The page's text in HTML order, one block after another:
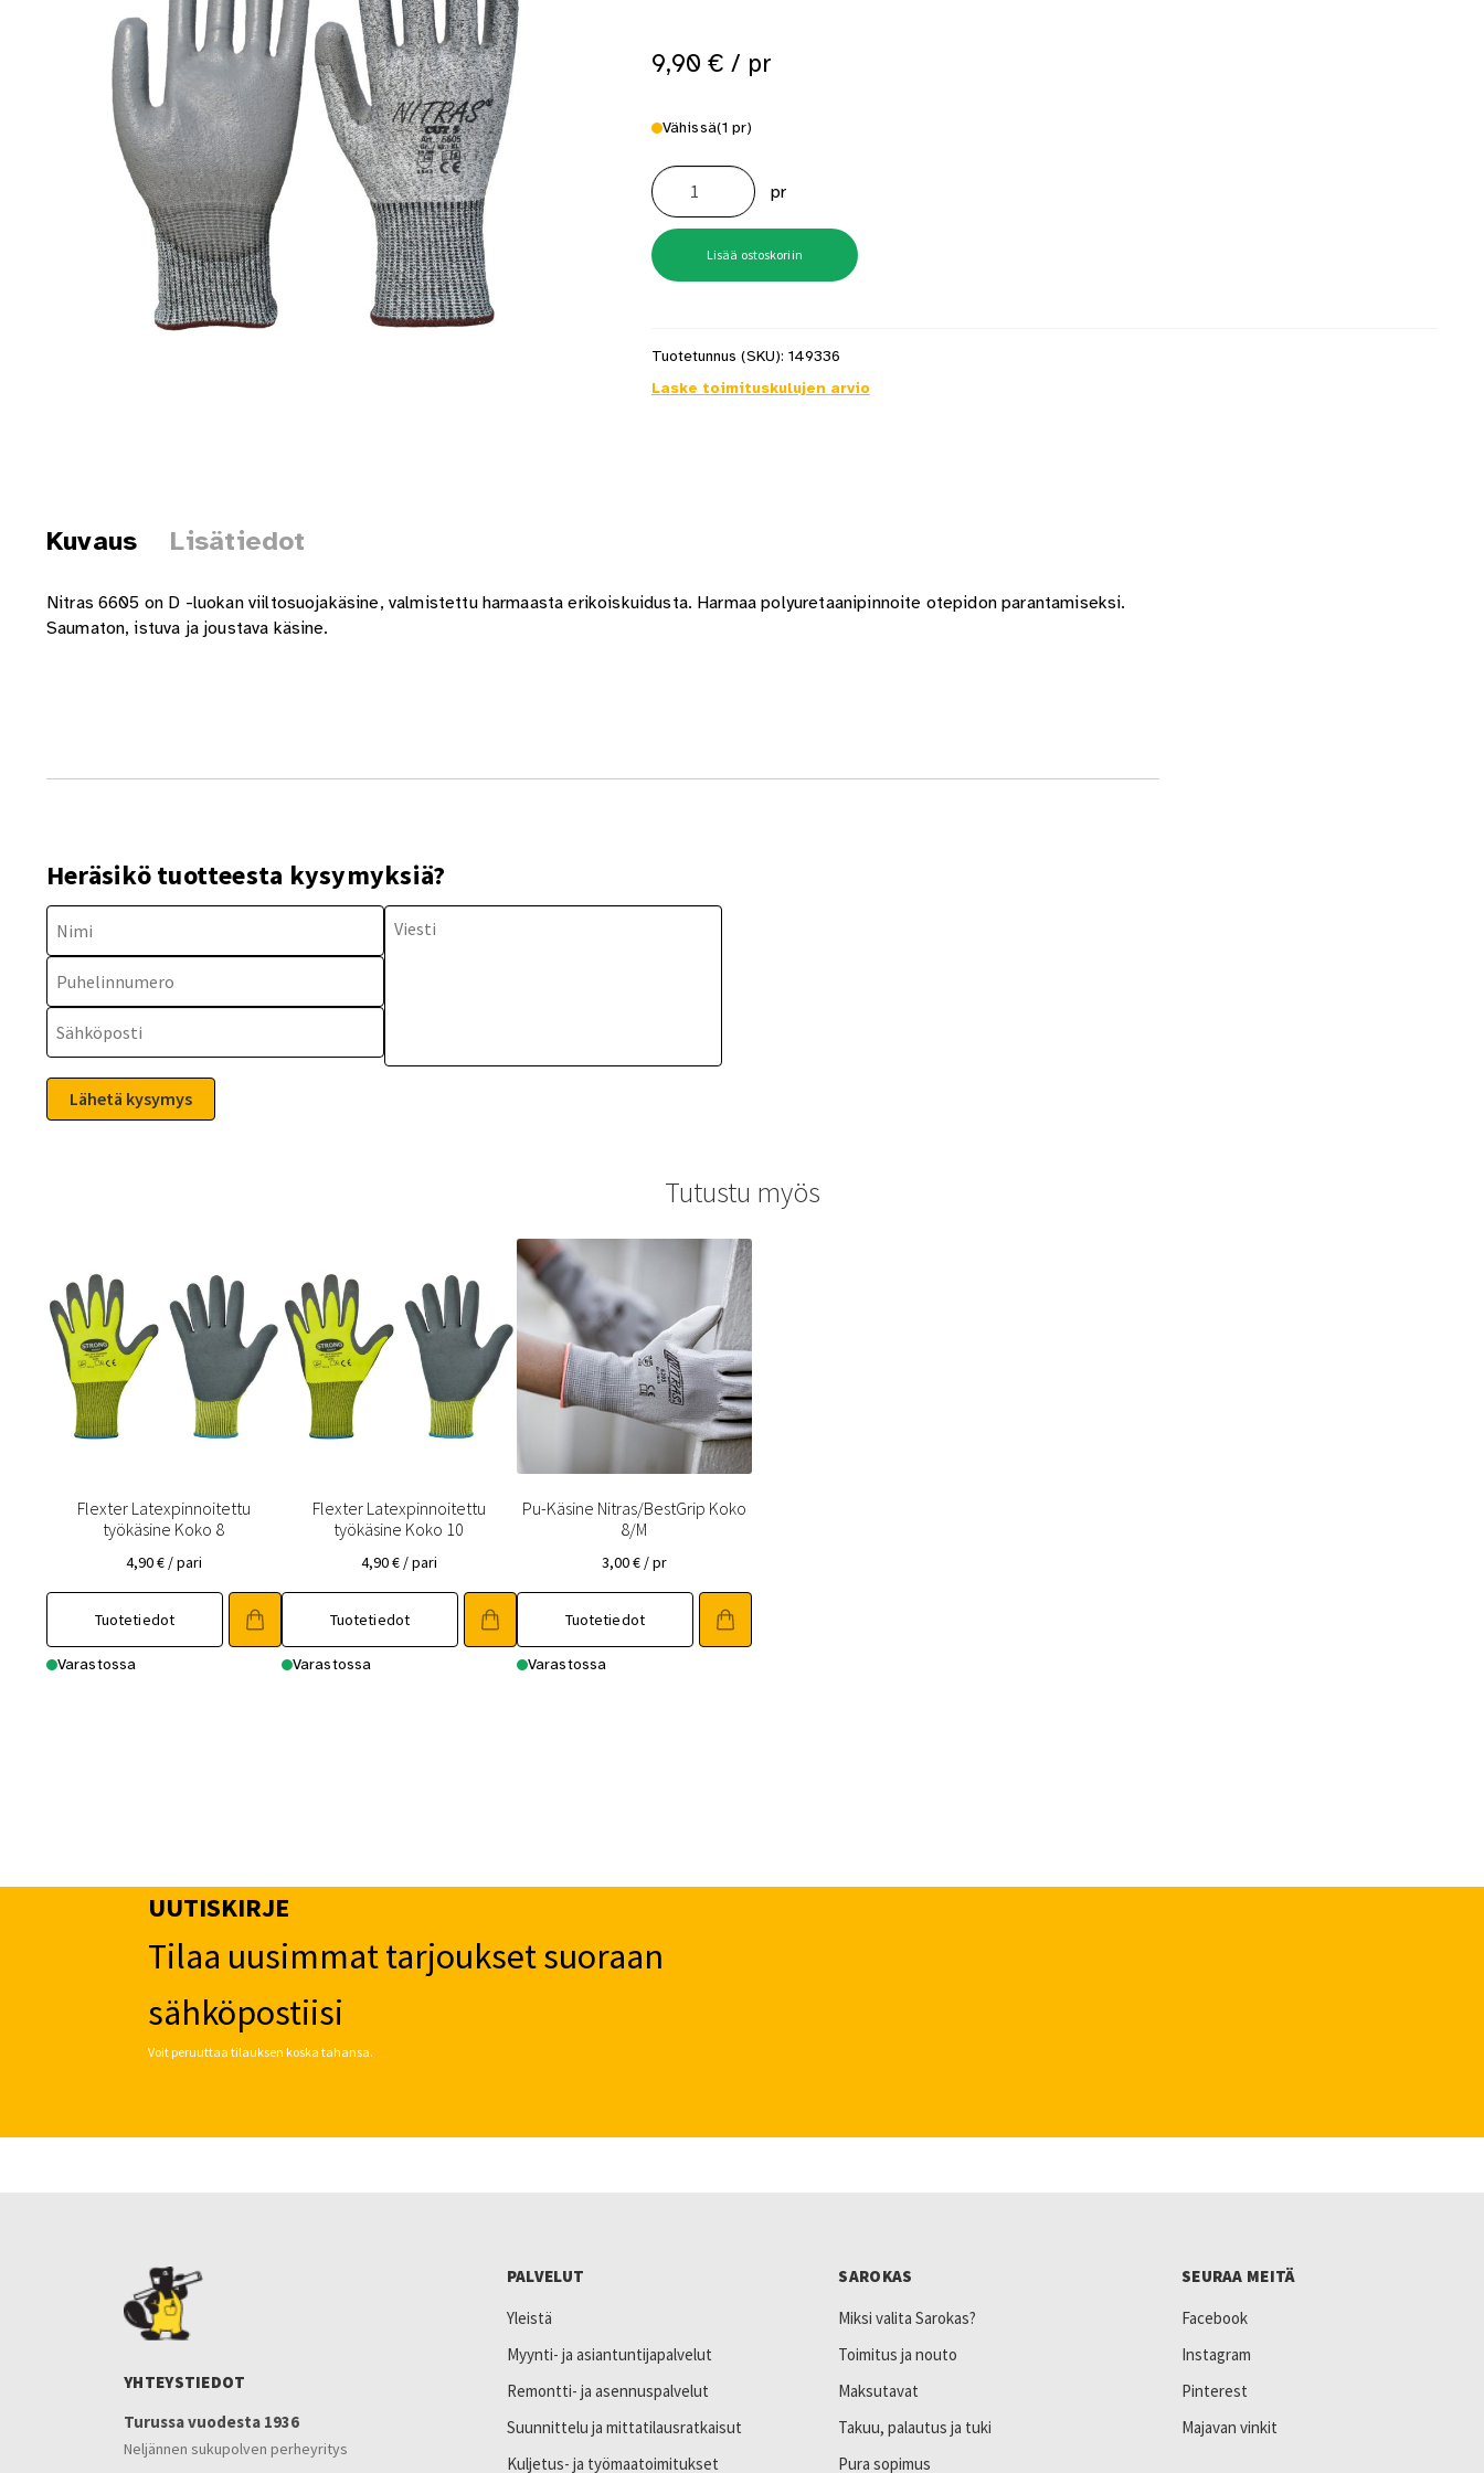
Toimitustavat- ja kulut Tummuneet tai kuivat lauteet? Näin saat saunan puupinnat taas siisteiksi
9,90 € / pr
Vähissä(1 pr)
Viiltosuojakäsine
D-
lk
Nitriili
grip
koko
10
määrä
pr
Lisää ostoskoriin
Tuotetunnus (SKU): 149336
Laske toimituskulujen arvio
Kuvaus Lisätiedot
Nitras 6605 on D -luokan viiltosuojakäsine, valmistettu harmaasta erikoiskuidusta. Harmaa polyuretaanipinnoite otepidon parantamiseksi.
Saumaton, istuva ja joustava käsine.
Heräsikö tuotteesta kysymyksiä?
Tutustu myös
Flexter Latexpinnoitettu
työkäsine Koko 8
4,90€ / pari
Tuotetiedot
Varastossa
Flexter Latexpinnoitettu
työkäsine Koko 10
4,90€ / pari
Tuotetiedot
Varastossa
Pu-Käsine Nitras/BestGrip Koko
8/M
3,00€ / pr
Tuotetiedot
Varastossa
UUTISKIRJE
Tilaa uusimmat tarjoukset suoraan
sähköpostiisi
Voit peruuttaa tilauksen koska tahansa.
YHTEYSTIEDOT
Turussa vuodesta 1936
Neljännen sukupolven perheyritys
PALVELUT
Yleistä
Myynti- ja asiantuntijapalvelut
Remontti- ja asennuspalvelut
Suunnittelu ja mittatilausratkaisut
Kuljetus- ja työmaatoimitukset
SAROKAS
Miksi valita Sarokas?
Toimitus ja nouto
Maksutavat
Takuu, palautus ja tuki
Pura sopimus
SEURAA MEITÄ
Facebook
Instagram
Pinterest
Majavan vinkit